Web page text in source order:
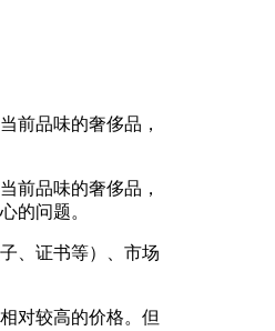
前品味的奢侈品，
前品味的奢侈品，
的问题。
、证书等）、市场
对较高的价格。但